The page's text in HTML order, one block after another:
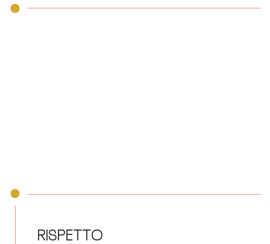
RISPETTO